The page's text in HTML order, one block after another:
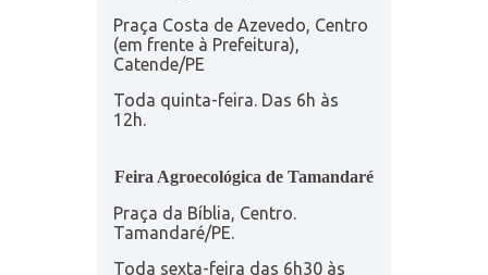
Praça Costa de Azevedo, Centro
(em frente à Prefeitura),
Catende/PE
Toda quinta-feira. Das 6h às
12h.
Feira Agroecológica de Tamandaré
Praça da Bíblia, Centro.
Tamandaré/PE.
Toda sexta-feira das 6h30 às